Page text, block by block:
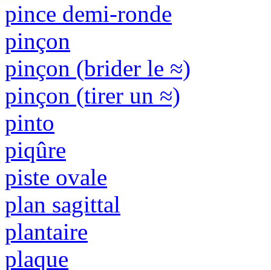
pince demi-ronde
pinçon
pinçon (brider le ≈)
pinçon (tirer un ≈)
pinto
piqûre
piste ovale
plan sagittal
plantaire
plaque